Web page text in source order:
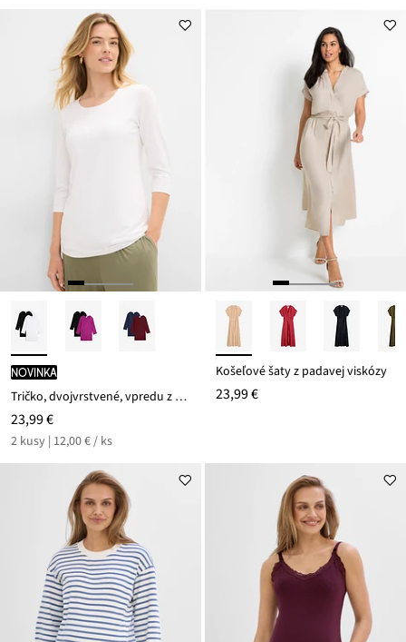
novinka
Tričko, dvojvrstvené, vpredu z mäkkého viskózového mixu (2 ks v balení)
23,99 €
2 kusy | 12,00 € / ks
Košeľové šaty z padavej viskózy
23,99 €